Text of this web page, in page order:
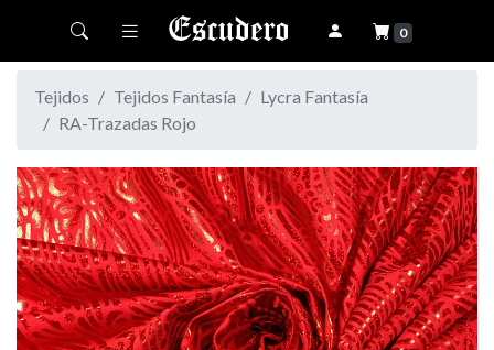
Toggle navigation 0
Tejidos Tejidos Fantasía
Lycra Fantasía
RA-Trazadas Rojo